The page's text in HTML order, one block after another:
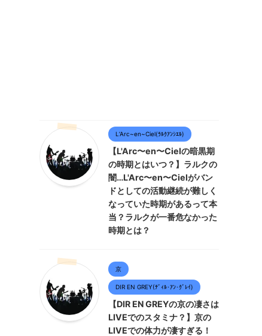
L’Arc~en~Ciel(ﾗﾙｸｱﾝｼｴﾙ)
【L'Arc〜en〜Cielの暗黒期
の時期とはいつ？】ラルクの
闇…L'Arc〜en〜Cielがバン
ドとしての活動継続が難しく
なっていた時期があるって本
当？ラルクが一番危なかった
時期とは？
京
DIR EN GREY(ﾃﾞｨﾙ･ｱﾝ･ｸﾞﾚｲ)
【DIR EN GREYの京の凄さは
LIVEでのスタミナ？】京の
LIVEでの体力が凄すぎる！